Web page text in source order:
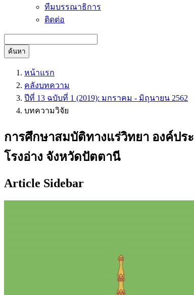
ทีมบรรณาธิการ
ติดต่อ
ค้นหา
หน้าแรก
คลังบทความ
ปีที่ 13 ฉบับที่ 1 (2019): มกราคม - มิถุนายน 2562
บทความวิจัย
การศึกษาสมบัติทางแร่วิทยา องค์ป
โรงอ่าง จังหวัดปัตตานี
Article Sidebar